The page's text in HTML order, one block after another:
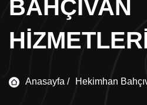
BAHÇIVAN
Anasayfa / Hekimhan